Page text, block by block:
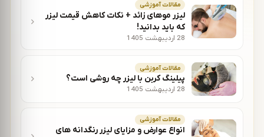
مقالات آموزشی
لیزر موهای زائد + نکات کاهش قیمت لیزر
که باید بدانید!
28 اردیبهشت 1405
مقالات آموزشی
پیلینگ کربن با لیزر چه روشی است؟
28 اردیبهشت 1405
مقالات آموزشی
انواع عوارض و مزایای لیزر رنگدانه های